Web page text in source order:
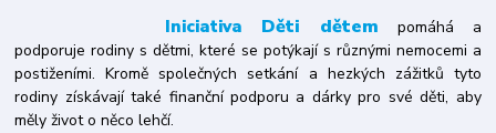
Iniciativa Děti dětem pomáhá a
podporuje rodiny s dětmi, které se potýkají s různými nemocemi a
postiženími. Kromě společných setkání a hezkých zážitků tyto
rodiny získávají také finanční podporu a dárky pro své děti, aby
měly život o něco lehčí.